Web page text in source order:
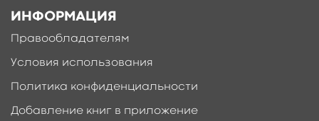
ИНФОРМАЦИЯ
Правообладателям
Условия использования
Политика конфиденциальности
Добавление книг в приложение